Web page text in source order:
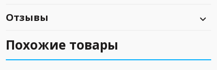
Отзывы
Похожие товары